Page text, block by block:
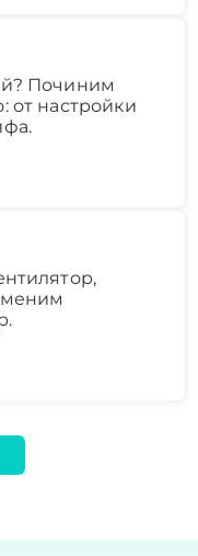
Починим
от настройки